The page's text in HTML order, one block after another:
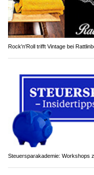
Rock'n'Roll trifft Vintage bei
Steuersparakademie: Workshops